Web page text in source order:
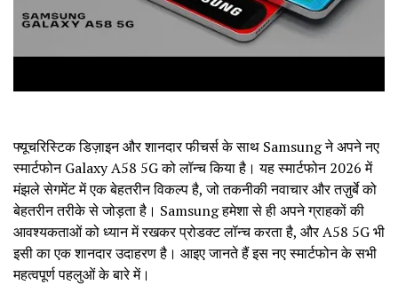
फ्यूचरिस्टिक डिज़ाइन और शानदार फीचर्स के साथ Samsung ने अपने नए
स्मार्टफोन Galaxy A58 5G को लॉन्च किया है। यह स्मार्टफोन 2026 में
मंझले सेगमेंट में एक बेहतरीन विकल्प है, जो तकनीकी नवाचार और तज़ुर्बे को
बेहतरीन तरीके से जोड़ता है। Samsung हमेशा से ही अपने ग्राहकों की
आवश्यकताओं को ध्यान में रखकर प्रोडक्ट लॉन्च करता है, और A58 5G भी
इसी का एक शानदार उदाहरण है। आइए जानते हैं इस नए स्मार्टफोन के सभी
महत्वपूर्ण पहलुओं के बारे में।